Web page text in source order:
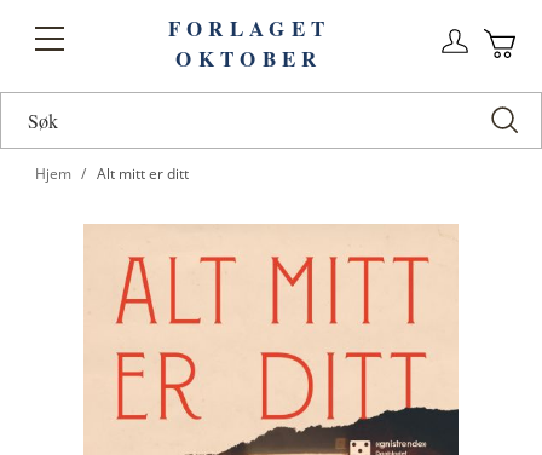
Toggle
FORLAGET
OKTOBER
Hjem Alt mitt er ditt